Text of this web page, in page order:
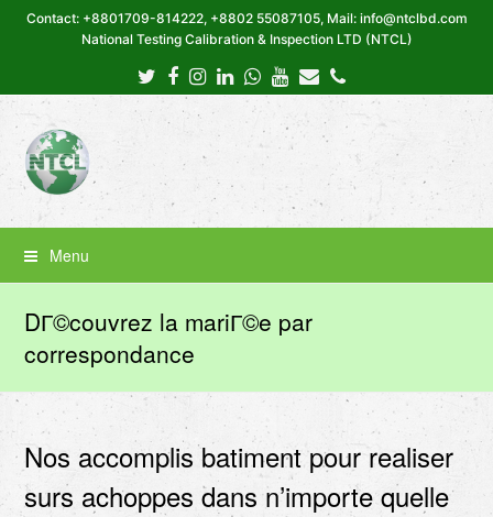
Contact: +8801709-814222, +8802 55087105, Mail: info@ntclbd.com
National Testing Calibration & Inspection LTD (NTCL)
Twitter
Facebook
Instagram
LinkedIn
Whatsapp
Youtube
EmailPhone
Menu
DГ©couvrez la mariГ©e par
correspondance
Nos accomplis batiment pour realiser
surs achoppes dans n’importe quelle